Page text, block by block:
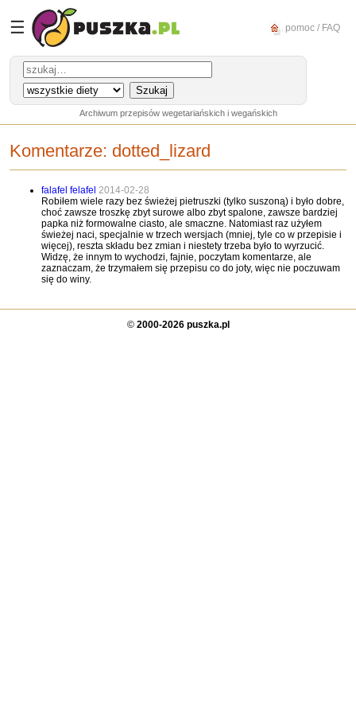
☰ pomoc / FAQ
Archiwum przepisów wegetariańskich i wegańskich
Komentarze: dotted_lizard
falafel felafel 2014-02-28
Robiłem wiele razy bez świeżej pietruszki (tylko suszoną) i było dobre,
choć zawsze troszkę zbyt surowe albo zbyt spalone, zawsze bardziej
papka niż formowalne ciasto, ale smaczne. Natomiast raz użyłem
świeżej naci, specjalnie w trzech wersjach (mniej, tyle co w przepisie i
więcej), reszta składu bez zmian i niestety trzeba było to wyrzucić.
Widzę, że innym to wychodzi, fajnie, poczytam komentarze, ale
zaznaczam, że trzymałem się przepisu co do joty, więc nie poczuwam
się do winy.
© 2000-2026 puszka.pl